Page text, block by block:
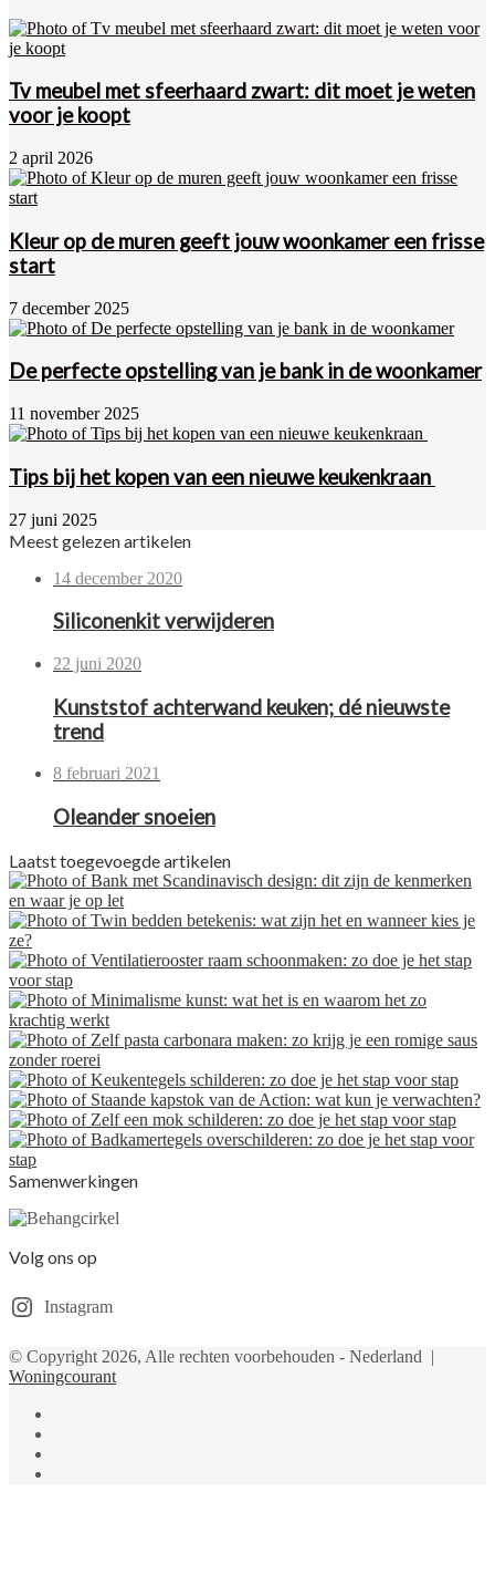
Tv meubel met sfeerhaard zwart: dit moet je weten
voor je koopt
2 april 2026
Kleur op de muren geeft jouw woonkamer een frisse
start
7 december 2025
De perfecte opstelling van je bank in de woonkamer
11 november 2025
Tips bij het kopen van een nieuwe keukenkraan
27 juni 2025
Meest gelezen artikelen
14 december 2020
Siliconenkit verwijderen
22 juni 2020
Kunststof achterwand keuken; dé nieuwste
trend
8 februari 2021
Oleander snoeien
Laatst toegevoegde artikelen
Samenwerkingen
Volg ons op
Instagram
© Copyright 2026, Alle rechten voorbehouden - Nederland |
Woningcourant